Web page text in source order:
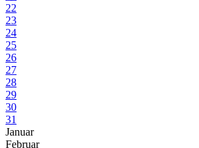
22
23
24
25
26
27
28
29
30
31
Januar
Februar